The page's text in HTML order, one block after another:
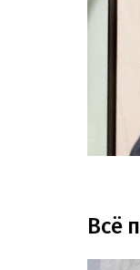
Всё